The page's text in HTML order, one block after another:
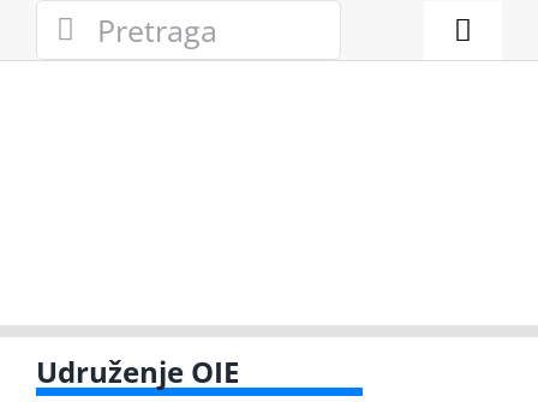
Search
for:
Toggle
Gde
Udruženje OIE